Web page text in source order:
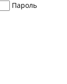
Пароль